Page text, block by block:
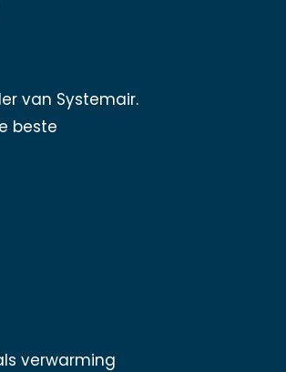
van Systemair.
beste
verwarming